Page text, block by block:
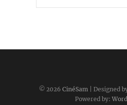
© 2026 CinéSam | Designed
Powered by: